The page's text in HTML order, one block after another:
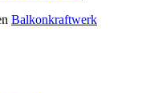
Balkonkraftwerk